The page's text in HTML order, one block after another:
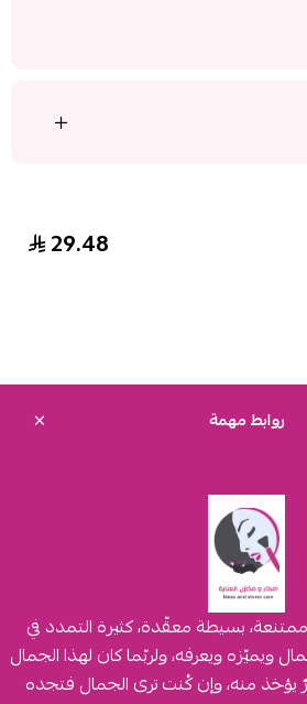
29.48
روابط مهمة
بسيطة معقّدة، كثيرة التمدد في
ويميّزه ويعرفه، ولربّما كان لهذا الجمال
منه، وإن كُنت ترى الجمال فتجده